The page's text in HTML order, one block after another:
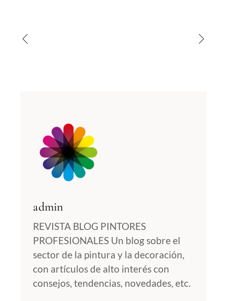
admin
REVISTA BLOG PINTORES
PROFESIONALES Un blog sobre el
sector de la pintura y la decoración,
con artículos de alto interés con
consejos, tendencias, novedades, etc.